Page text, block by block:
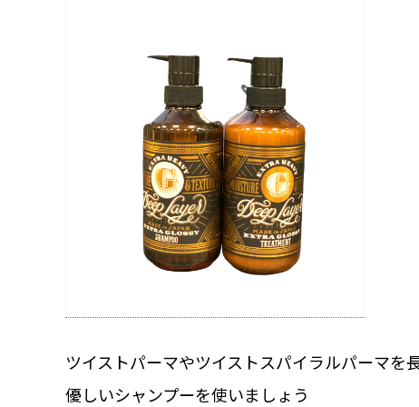
ツイストパーマやツイストスパイラルパーマ
優しいシャンプーを使いましょう